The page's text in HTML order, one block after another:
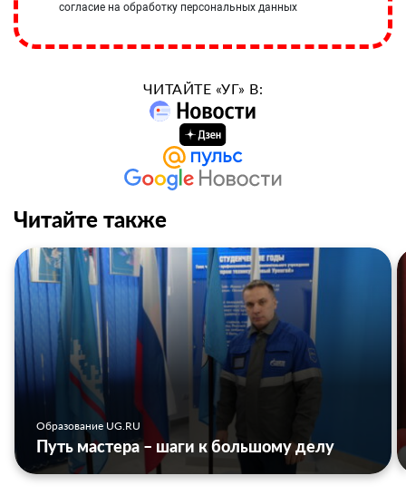
согласие на обработку персональных данных
ЧИТАЙТЕ «УГ» В:
Читайте также
Образование UG.RU
Путь мастера – шаги к большому делу